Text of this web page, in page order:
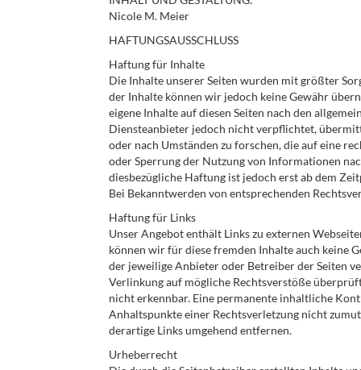
Nicole M. Meier
HAFTUNGSAUSSCHLUSS
Haftung für Inhalte
Die Inhalte unserer Seiten wurden mit größter
der Inhalte können wir jedoch keine Gewähr
eigene Inhalte auf diesen Seiten nach den
Diensteanbieter jedoch nicht verpflichtet,
oder nach Umständen zu forschen, die auf eine
oder Sperrung der Nutzung von Informationen
diesbezügliche Haftung ist jedoch erst ab dem
Bei Bekanntwerden von entsprechenden
Haftung für Links
Unser Angebot enthält Links zu externen
können wir für diese fremden Inhalte auch keine
der jeweilige Anbieter oder Betreiber der Seiten
Verlinkung auf mögliche Rechtsverstöße
nicht erkennbar. Eine permanente inhaltliche
Anhaltspunkte einer Rechtsverletzung nicht
derartige Links umgehend entfernen.
Urheberrecht